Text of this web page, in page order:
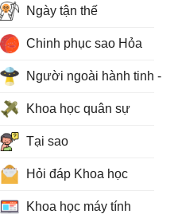
Ngày tận thế
Chinh phục sao Hỏa
Người ngoài hành tinh -
Khoa học quân sự
Tại sao
Hỏi đáp Khoa học
Khoa học máy tính